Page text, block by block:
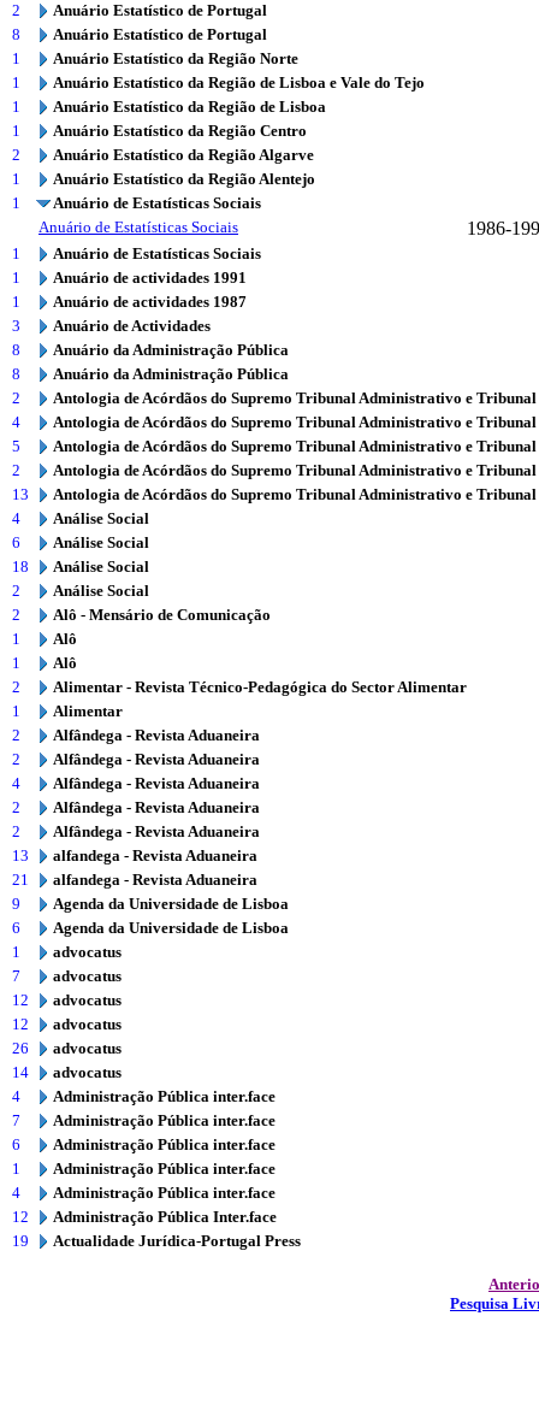
2
Anuário Estatístico de Portugal
8
Anuário Estatístico de Portugal
1
Anuário Estatístico da Região Norte
1
Anuário Estatístico da Região de Lisboa e Vale do Tejo
1
Anuário Estatístico da Região de Lisboa
1
Anuário Estatístico da Região Centro
2
Anuário Estatístico da Região Algarve
1
Anuário Estatístico da Região Alentejo
1
Anuário de Estatísticas Sociais
Anuário de Estatísticas Sociais
1986-
1
Anuário de Estatísticas Sociais
1
Anuário de actividades 1991
1
Anuário de actividades 1987
3
Anuário de Actividades
8
Anuário da Administração Pública
8
Anuário da Administração Pública
2
Antologia de Acórdãos do Supremo Tribunal Administrativo e
4
Antologia de Acórdãos do Supremo Tribunal Administrativo e
5
Antologia de Acórdãos do Supremo Tribunal Administrativo e
2
Antologia de Acórdãos do Supremo Tribunal Administrativo e
13
Antologia de Acórdãos do Supremo Tribunal Administrativo e
4
Análise Social
6
Análise Social
18
Análise Social
2
Análise Social
2
Alô - Mensário de Comunicação
1
Alô
1
Alô
2
Alimentar - Revista Técnico-Pedagógica do Sector Alimentar
1
Alimentar
2
Alfândega - Revista Aduaneira
2
Alfândega - Revista Aduaneira
4
Alfândega - Revista Aduaneira
2
Alfândega - Revista Aduaneira
2
Alfândega - Revista Aduaneira
13
alfandega - Revista Aduaneira
21
alfandega - Revista Aduaneira
9
Agenda da Universidade de Lisboa
6
Agenda da Universidade de Lisboa
1
advocatus
7
advocatus
12
advocatus
12
advocatus
26
advocatus
14
advocatus
4
Administração Pública inter.face
7
Administração Pública inter.face
6
Administração Pública inter.face
1
Administração Pública inter.face
4
Administração Pública inter.face
12
Administração Pública Inter.face
19
Actualidade Jurídica-Portugal Press
Pesquisa